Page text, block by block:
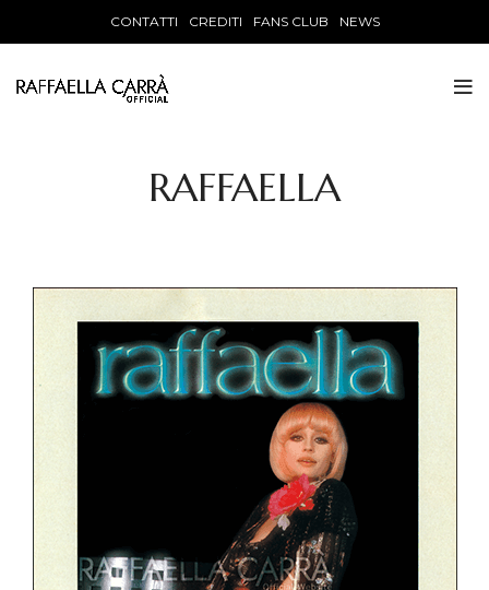
CONTATTI CREDITI FANS CLUB NEWS
RAFFAELLA